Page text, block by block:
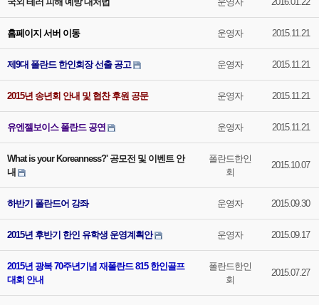
홈페이지 서버 이동 운영자 2015.11.21
제9대 폴란드 한인회장 선출 공고 운영자 2015.11.21
2015년 송년회 안내 및 협찬 후원 공문 운영자 2015.11.21
유엔젤보이스 폴란드 공연 운영자 2015.11.21
What is your Koreanness?' 공모전 및 이벤트 안
내
폴란드한인
회
2015.10.07
하반기 폴란드어 강좌 운영자 2015.09.30
2015년 후반기 한인 유학생 운영계획안 운영자 2015.09.17
2015년 광복 70주년기념 재폴란드 815 한인골프
대회 안내
폴란드한인
회
2015.07.27